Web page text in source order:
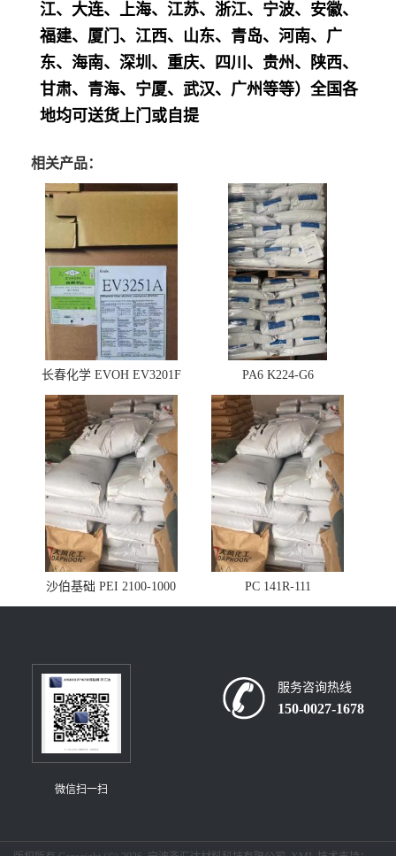
江、大连、上海、江苏、浙江、宁波、安徽、
福建、厦门、江西、山东、青岛、河南、广
东、海南、深圳、重庆、四川、贵州、陕西、
甘肃、青海、宁厦、武汉、广州等等）全国各
地均可送货上门或自提
相关产品：
长春化学 EVOH EV3201F PA6 K224-G6
沙伯基础 PEI 2100-1000 PC 141R-111
微信扫一扫
服务咨询热线
150-0027-1678